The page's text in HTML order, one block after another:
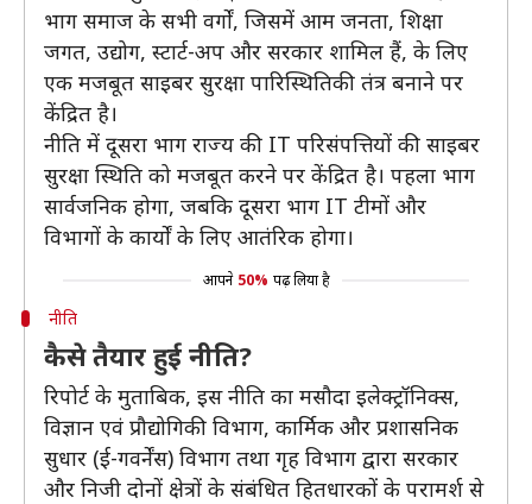
भाग समाज के सभी वर्गों, जिसमें आम जनता, शिक्षा
जगत, उद्योग, स्टार्ट-अप और सरकार शामिल हैं, के लिए
एक मजबूत साइबर सुरक्षा पारिस्थितिकी तंत्र बनाने पर
केंद्रित है।
नीति में दूसरा भाग राज्य की IT परिसंपत्तियों की साइबर
सुरक्षा स्थिति को मजबूत करने पर केंद्रित है। पहला भाग
सार्वजनिक होगा, जबकि दूसरा भाग IT टीमों और
विभागों के कार्याें के लिए आतंरिक होगा।
आपने 50% पढ़ लिया है
नीति
कैसे तैयार हुई नीति?
रिपोर्ट के मुताबिक, इस नीति का मसौदा इलेक्ट्रॉनिक्स,
विज्ञान एवं प्रौद्योगिकी विभाग, कार्मिक और प्रशासनिक
सुधार (ई-गवर्नेंस) विभाग तथा गृह विभाग द्वारा सरकार
और निजी दोनों क्षेत्रों के संबंधित हितधारकों के परामर्श से